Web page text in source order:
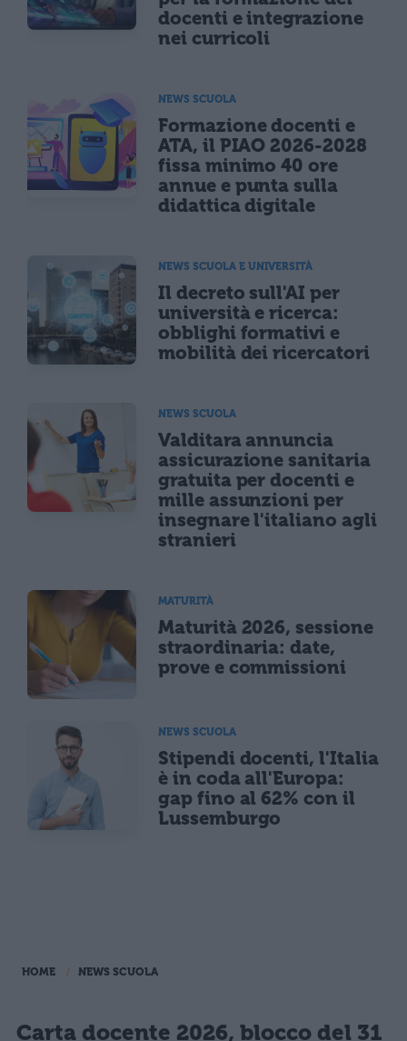
docenti e integrazione
nei curricoli
NEWS SCUOLA
Formazione docenti e
ATA, il PIAO 2026-2028
fissa minimo 40 ore
annue e punta sulla
didattica digitale
NEWS SCUOLA E UNIVERSITÀ
Il decreto sull'AI per
università e ricerca:
obblighi formativi e
mobilità dei ricercatori
NEWS SCUOLA
Valditara annuncia
assicurazione sanitaria
gratuita per docenti e
mille assunzioni per
insegnare l'italiano agli
stranieri
MATURITÀ
Maturità 2026, sessione
straordinaria: date,
prove e commissioni
NEWS SCUOLA
Stipendi docenti, l'Italia
è in coda all'Europa:
gap fino al 62% con il
Lussemburgo
HOME NEWS SCUOLA
Carta docente 2026, blocco del 31